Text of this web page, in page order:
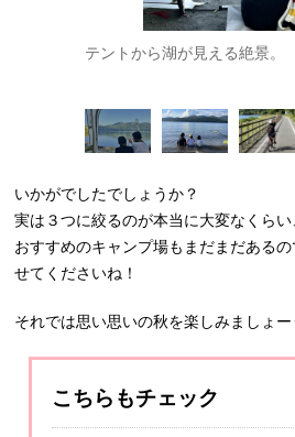
テントから湖が見える絶景。
いかがでしたでしょうか？
実は３つに絞るのが本当に大変なくら
おすすめのキャンプ場もまだまだある
せてくださいね！
それでは思い思いの秋を楽しみましょー
こちらもチェック